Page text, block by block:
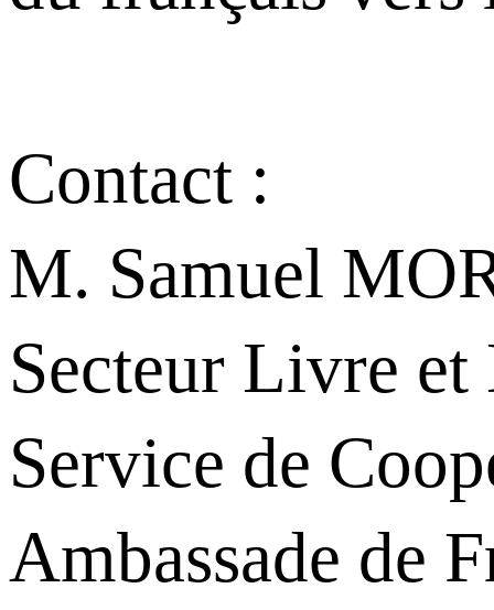
Contact :
M. Samuel
Secteur Livre et
Service de
Ambassade de